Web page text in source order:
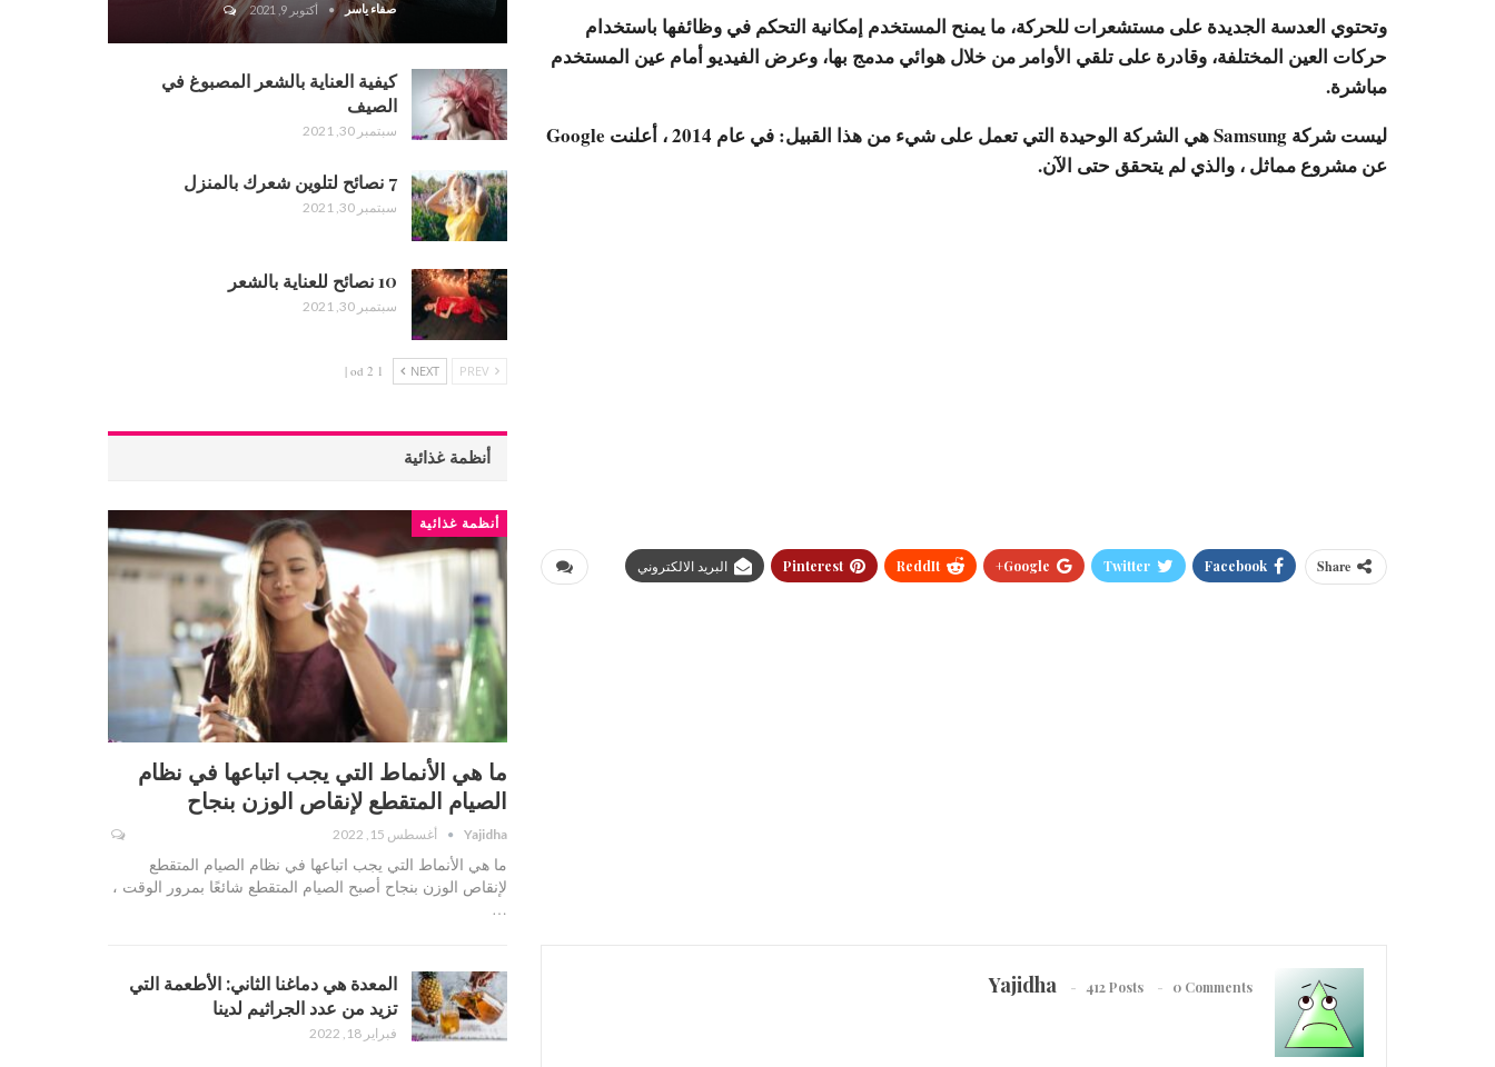
وتحتوي العدسة الجديدة على مستشعرات للحركة، ما يمنح المستخدم إمكانية التحكم في وظائفها باستخدام
حركات العين المختلفة، وقادرة على تلقي الأوامر من خلال هوائي مدمج بها، وعرض الفيديو أمام عين المستخدم
مباشرة.
ليست شركة Samsung هي الشركة الوحيدة التي تعمل على شيء من هذا القبيل: في عام 2014 ، أعلنت Google
عن مشروع مماثل ، والذي لم يتحقق حتى الآن.
Share
Facebook
Twitter
Google+
ReddIt
Pinterest البريد الالكتروني
Yajidha 412 Posts 0 Comments
صفاء ياسر أكتوبر 9, 2021
كيفية العناية بالشعر المصبوغ في
الصيف
سبتمبر 30, 2021
7 نصائح لتلوين شعرك بالمنزل
سبتمبر 30, 2021
10 نصائح للعناية بالشعر
سبتمبر 30, 2021
NEXT
1 od 2 |
أنظمة غذائية
أنظمة غذائية
ما هي الأنماط التي يجب اتباعها في نظام
الصيام المتقطع لإنقاص الوزن بنجاح
Yajidha أغسطس 15, 2022
ما هي الأنماط التي يجب اتباعها في نظام الصيام المتقطع
لإنقاص الوزن بنجاح أصبح الصيام المتقطع شائعًا بمرور الوقت ،
…
المعدة هي دماغنا الثاني: الأطعمة التي
تزيد من عدد الجراثيم لدينا
فبراير 18, 2022